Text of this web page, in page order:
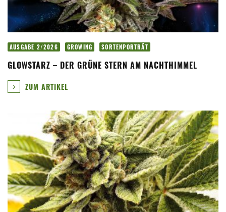
AUSGABE 2/2026 GROWING SORTENPORTRÄT
GLOWSTARZ – DER GRÜNE STERN AM NACHTHIMMEL
ZUM ARTIKEL